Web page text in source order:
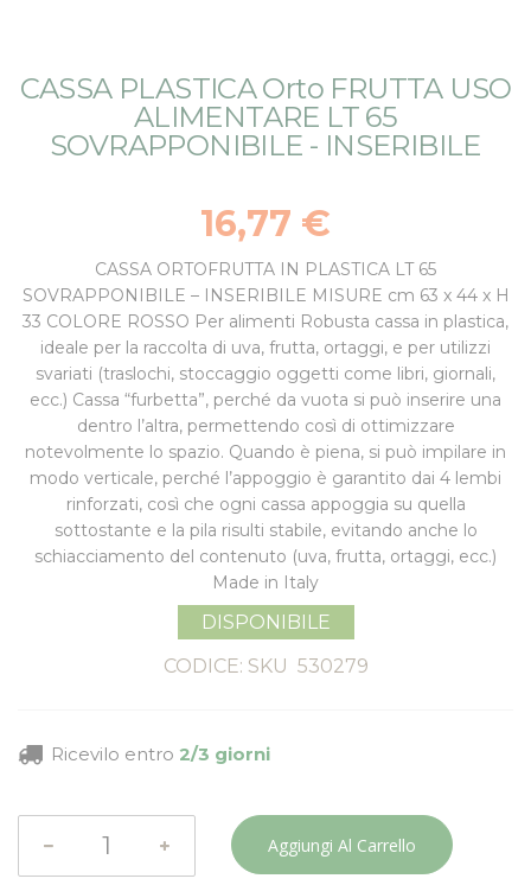
alla
della
all'inizio
galleria
CASSA PLASTICA Orto FRUTTA USO
ALIMENTARE LT 65
SOVRAPPONIBILE - INSERIBILE
16,77 €
CASSA ORTOFRUTTA IN PLASTICA LT 65
SOVRAPPONIBILE – INSERIBILE MISURE cm 63 x 44 x H
33 COLORE ROSSO Per alimenti Robusta cassa in plastica,
ideale per la raccolta di uva, frutta, ortaggi, e per utilizzi
svariati (traslochi, stoccaggio oggetti come libri, giornali,
ecc.) Cassa “furbetta”, perché da vuota si può inserire una
dentro l’altra, permettendo così di ottimizzare
notevolmente lo spazio. Quando è piena, si può impilare in
modo verticale, perché l’appoggio è garantito dai 4 lembi
rinforzati, così che ogni cassa appoggia su quella
sottostante e la pila risulti stabile, evitando anche lo
schiacciamento del contenuto (uva, frutta, ortaggi, ecc.)
Made in Italy
DISPONIBILE
CODICE: SKU 530279
Ricevilo entro 2/3 giorni
Aggiungi Al Carrello